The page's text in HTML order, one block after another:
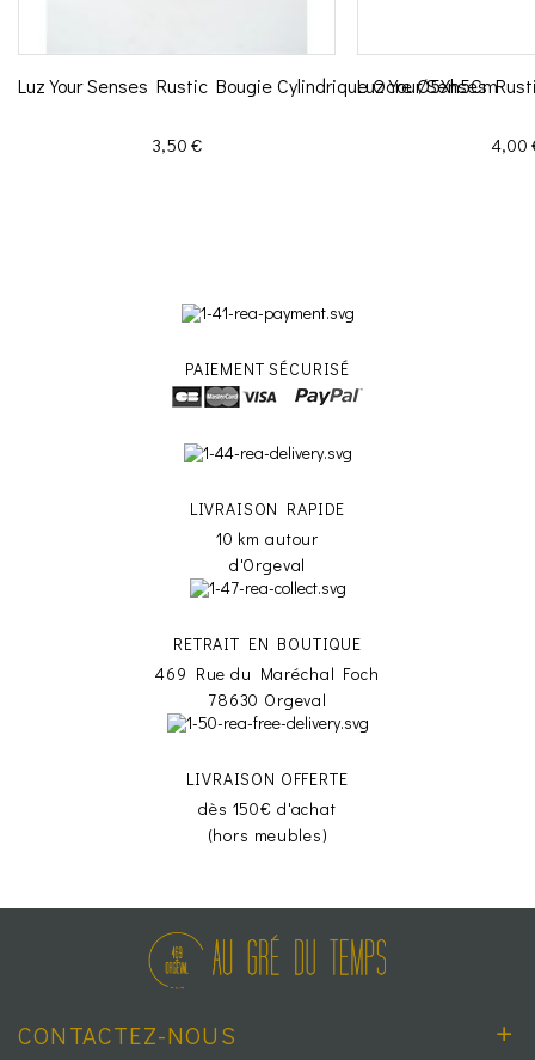
Luz Your Senses Rustic Bougie Cylindrique Ocre Ø5Xh5Cm
Prix
3,50 €
Luz Your Senses
Prix
4,00
PAIEMENT SÉCURISÉ
LIVRAISON RAPIDE
10 km autour
d'Orgeval
RETRAIT EN BOUTIQUE
469 Rue du Maréchal Foch
78630 Orgeval
LIVRAISON OFFERTE
dès 150€ d'achat
(hors meubles)
CONTACTEZ-NOUS